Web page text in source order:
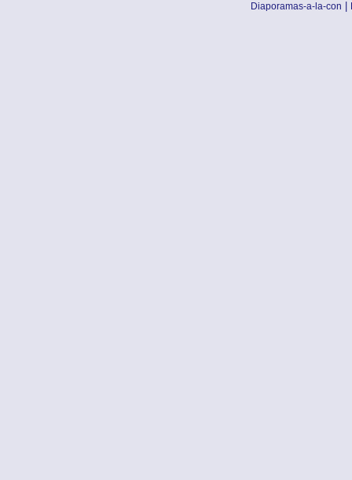
Diaporamas-a-la-con